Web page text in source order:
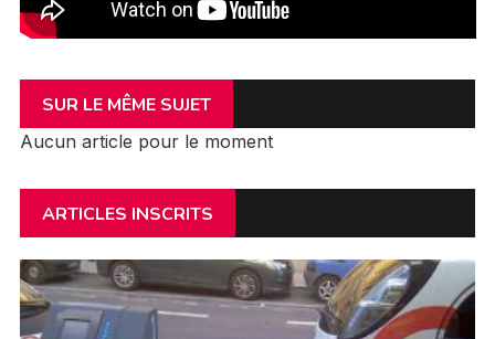
SUR LE MÊME SUJET
Aucun article pour le moment
ARTICLES INSCRITS